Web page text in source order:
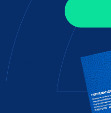
apua? Keskustele kanssamme!